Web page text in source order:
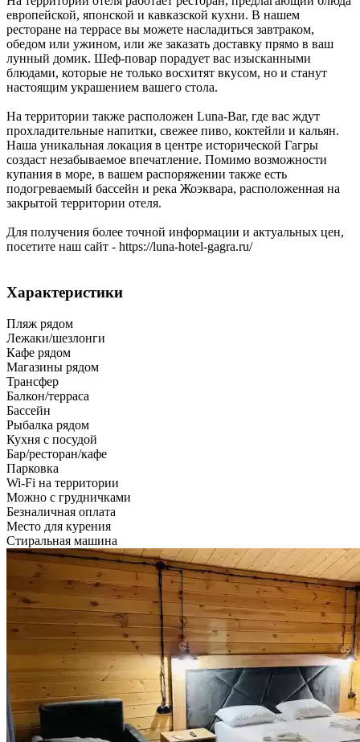
европейской, японской и кавказской кухни. В нашем
ресторане на террасе вы можете насладиться завтраком,
обедом или ужином, или же заказать доставку прямо в ваш
лунный домик. Шеф-повар порадует вас изысканными
блюдами, которые не только восхитят вкусом, но и станут
настоящим украшением вашего стола.
На территории также расположен Luna-Bar, где вас ждут
прохладительные напитки, свежее пиво, коктейли и кальян.
Наша уникальная локация в центре исторической Гагры
создаст незабываемое впечатление. Помимо возможности
купания в море, в вашем распоряжении также есть
подогреваемый бассейн и река Жоэквара, расположенная на
закрытой территории отеля.
Для получения более точной информации и актуальных цен,
посетите наш сайт - https://luna-hotel-gagra.ru/
Характеристики
Пляж рядом
Лежаки/шезлонги
Кафе рядом
Магазины рядом
Трансфер
Балкон/терраса
Бассейн
Рыбалка рядом
Кухня с посудой
Бар/ресторан/кафе
Парковка
Wi-Fi на территории
Можно с грудничками
Безналичная оплата
Место для курения
Стиральная машина